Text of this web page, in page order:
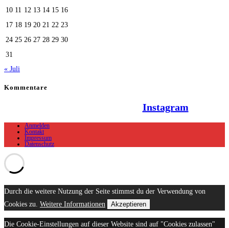
10 11 12 13 14 15 16
17 18 19 20 21 22 23
24 25 26 27 28 29 30
31
« Juli
Kommentare
Instagram
Anmelden
Kontakt
Impressum
Datenschutz
Durch die weitere Nutzung der Seite stimmst du der Verwendung von
Cookies zu. Weitere Informationen Akzeptieren
Die Cookie-Einstellungen auf dieser Website sind auf "Cookies zulassen"